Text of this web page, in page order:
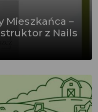
Mieszkańca –
z Nails